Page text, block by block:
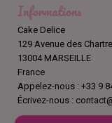
Informations
Cake Delice
129 Avenue des
13004 MARSEILLE
France
Appelez-nous : +33 9
Écrivez-nous :